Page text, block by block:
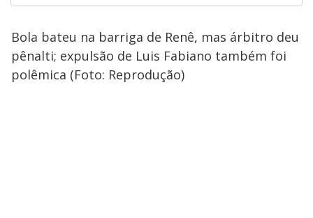
Bola bateu na barriga de Renê, mas árbitro deu
pênalti; expulsão de Luis Fabiano também foi
polêmica (Foto: Reprodução)